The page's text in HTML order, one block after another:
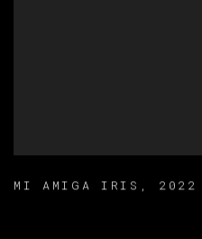
MI AMIGA IRIS , 2022